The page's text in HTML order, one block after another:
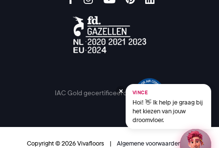
IAC Gold gecertificeerd
Copyright © 2026 Vivafloors | Algemene voorwaarden |
VINCE
Hoi! 👋 Ik help je graag bij
het kiezen van jouw
droomvloer.